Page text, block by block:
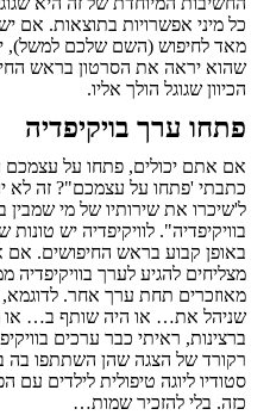
כל מיני אפשרויות בתוצאות. אם
מאד לחיפוש (השם שלכם למשל),
שהוא יראה את הסרטון בראש
הכיוון שגוגל הולך אליו.
פתחו ערך בויקיפדיה
אם אתם יכולים, פתחו על עצמכם
כתבתי 'פתחו על עצמכם"? זה לא
ל'שיכרו את שירותיו של מי שמבין
בוויקיפדיה". לוויקיפדיה יש
באופן קבוע בראש החיפושים.
מצליחים להגיע לערך בוויקיפדיה
מאוזכרים תחת ערך אחר.
שניהל את… או היה שותף ב… או
ברצינות, ראיתי כבר ערכים
סטודיו ליוגה טיפולית לילדים
כזה. בלי להזכיר שמות…